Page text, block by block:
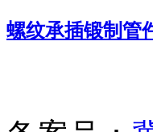
螺纹承插锻制管